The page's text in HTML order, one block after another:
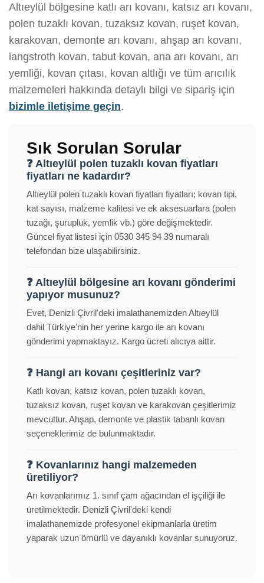
Altıeylül bölgesine katlı arı kovanı, katsız arı kovanı,
polen tuzaklı kovan, tuzaksız kovan, ruşet kovan,
karakovan, demonte arı kovanı, ahşap arı kovanı,
langstroth kovan, tabut kovan, ana arı kovanı, arı
yemliği, kovan çıtası, kovan altlığı ve tüm arıcılık
malzemeleri hakkında detaylı bilgi ve sipariş için
bizimle iletişime geçin.
Sık Sorulan Sorular
❓ Altıeylül polen tuzaklı kovan fiyatları
fiyatları ne kadardır?
Altıeylül polen tuzaklı kovan fiyatları fiyatları; kovan tipi,
kat sayısı, malzeme kalitesi ve ek aksesuarlara (polen
tuzağı, şurupluk, yemlik vb.) göre değişmektedir.
Güncel fiyat listesi için 0530 345 94 39 numaralı
telefondan bize ulaşabilirsiniz.
❓ Altıeylül bölgesine arı kovanı gönderimi
yapıyor musunuz?
Evet, Denizli Çivril'deki imalathanemizden Altıeylül
dahil Türkiye'nin her yerine kargo ile arı kovanı
gönderimi yapmaktayız. Kargo ücreti alıcıya aittir.
❓ Hangi arı kovanı çeşitleriniz var?
Katlı kovan, katsız kovan, polen tuzaklı kovan,
tuzaksız kovan, ruşet kovan ve karakovan çeşitlerimiz
mevcuttur. Ahşap, demonte ve plastik tabanlı kovan
seçeneklerimiz de bulunmaktadır.
❓ Kovanlarınız hangi malzemeden
üretiliyor?
Arı kovanlarımız 1. sınıf çam ağacından el işçiliği ile
üretilmektedir. Denizli Çivril'deki kendi
imalathanemizde profesyonel ekipmanlarla üretim
yaparak uzun ömürlü ve dayanıklı kovanlar sunuyoruz.